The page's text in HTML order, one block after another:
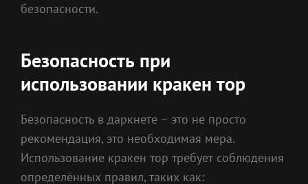
безопасности.
Безопасность при
использовании кракен тор
Безопасность в даркнете – это не просто
рекомендация, это необходимая мера.
Использование кракен тор требует соблюдения
определённых правил, таких как: